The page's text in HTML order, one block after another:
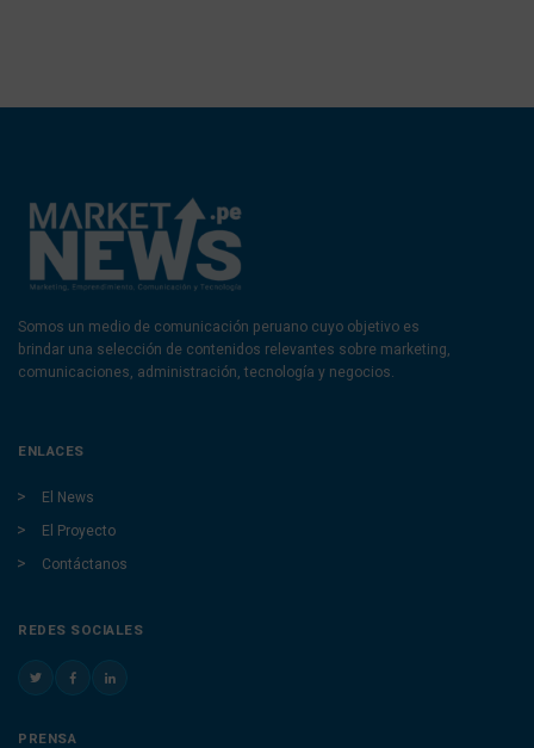
Somos un medio de comunicación peruano cuyo objetivo es
brindar una selección de contenidos relevantes sobre marketing,
comunicaciones, administración, tecnología y negocios.
ENLACES
El News
El Proyecto
Contáctanos
REDES SOCIALES
PRENSA